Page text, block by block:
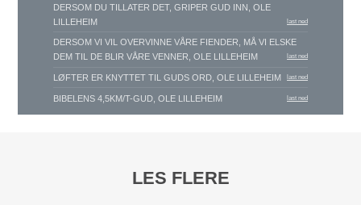
DERSOM DU TILLATER DET, GRIPER GUD INN, OLE
LILLEHEIM
last ned
DERSOM VI VIL OVERVINNE VÅRE FIENDER, MÅ VI ELSKE
DEM TIL DE BLIR VÅRE VENNER, OLE LILLEHEIM
last ned
LØFTER ER KNYTTET TIL GUDS ORD, OLE LILLEHEIM last ned
BIBELENS 4,5KM/T-GUD, OLE LILLEHEIM last ned
LES FLERE